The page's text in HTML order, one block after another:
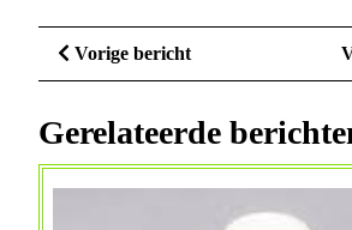
Berichtnavigatie
Vorige berichtVorige
bericht
Gerelateerde